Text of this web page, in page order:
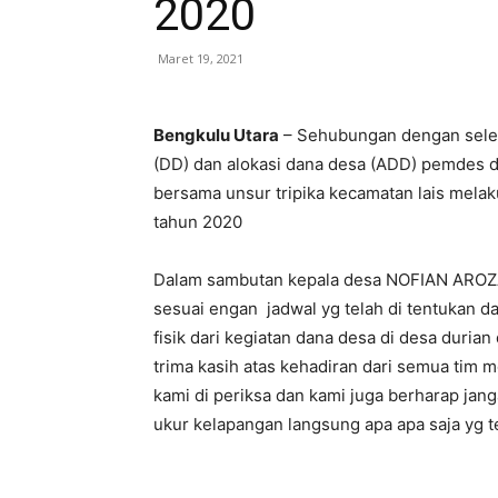
2020
Maret 19, 2021
Bengkulu Utara – Sehubungan dengan
(DD) dan alokasi dana desa (ADD)
bersama unsur tripika kecamatan lais
tahun 2020
Dalam sambutan kepala desa NOFIAN
sesuai engan jadwal yg telah di tentukan
fisik dari kegiatan dana desa di desa
trima kasih atas kehadiran dari semua tim
kami di periksa dan kami juga berharap
ukur kelapangan langsung apa apa saja